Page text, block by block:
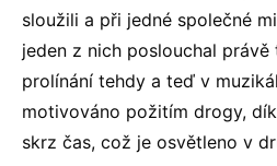
sloužili a při jedné společné
jeden z nich poslouchal právě
prolínání tehdy a teď v
motivováno požitím drogy,
skrz čas, což je osvětleno v